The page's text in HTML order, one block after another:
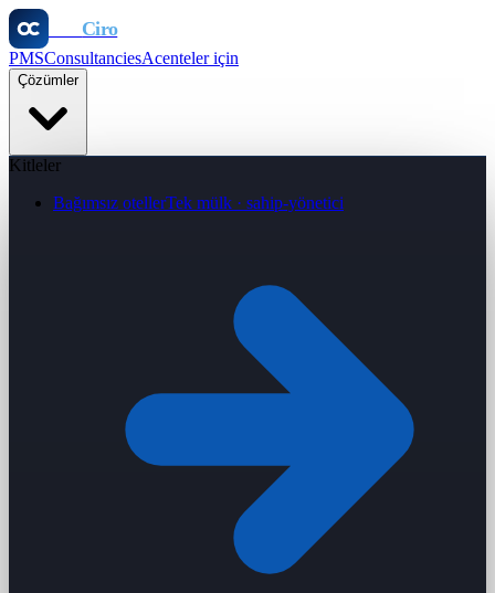
Ciro
PMSConsultanciesAcenteler için
Çözümler
Kitleler
Bağımsız otellerTek mülk · sahip-yönetici